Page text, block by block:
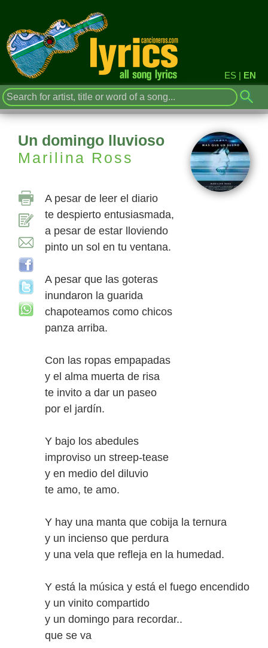
ES | EN
Un domingo lluvioso
Marilina Ross
A pesar de leer el diario
te despierto entusiasmada,
a pesar de estar lloviendo
pinto un sol en tu ventana.
A pesar que las goteras
inundaron la guarida
chapoteamos como chicos
panza arriba.
Con las ropas empapadas
y el alma muerta de risa
te invito a dar un paseo
por el jardín.
Y bajo los abedules
improviso un streep-tease
y en medio del diluvio
te amo, te amo.
Y hay una manta que cobija la ternura
y un incienso que perdura
y una vela que refleja en la humedad.
Y está la música y está el fuego encendido
y un vinito compartido
y un domingo para recordar..
que se va